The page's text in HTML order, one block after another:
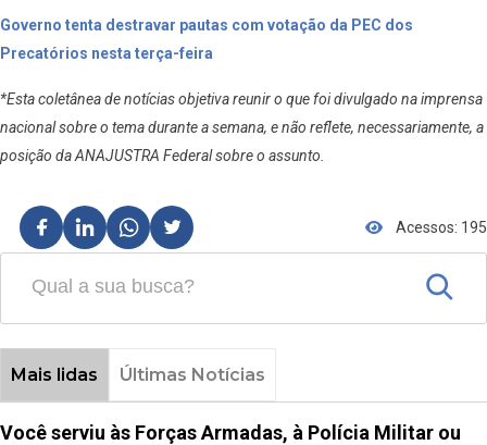
Governo tenta destravar pautas com votação da PEC dos
Precatórios nesta terça-feira
*Esta coletânea de notícias objetiva reunir o que foi divulgado na imprensa
nacional sobre o tema durante a semana, e não reflete, necessariamente, a
posição da ANAJUSTRA Federal sobre o assunto.
Acessos: 195
Mais lidas Últimas Notícias
Você serviu às Forças Armadas, à Polícia Militar ou